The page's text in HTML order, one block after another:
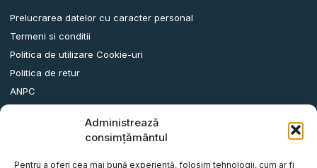
Administrează
consimțământul
Pentru a oferi cea mai bună experiență, folosim tehnologii, cum ar fi
Prelucrarea datelor cu caracter personal
Termeni si conditii
Politica de utilizare Cookie-uri
Politica de retur
ANPC